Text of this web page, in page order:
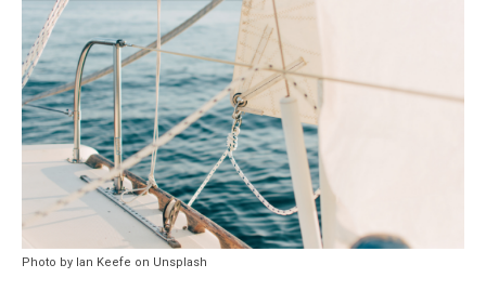
Photo by Ian Keefe on Unsplash